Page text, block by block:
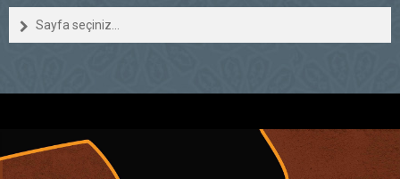
Sayfa seçiniz...